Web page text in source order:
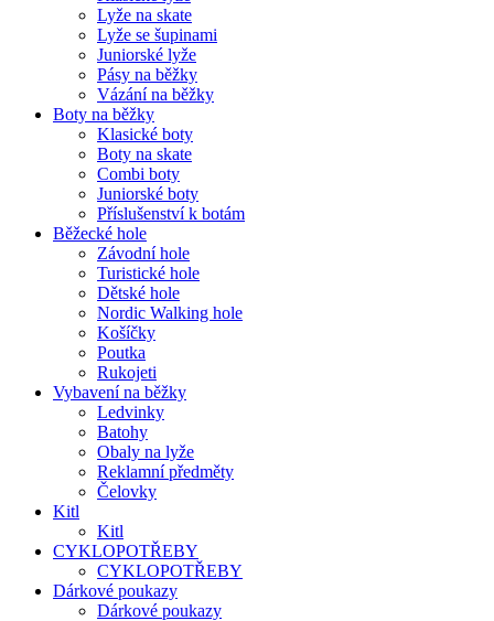
Lyže na skate
Lyže se šupinami
Juniorské lyže
Pásy na běžky
Vázání na běžky
Boty na běžky
Klasické boty
Boty na skate
Combi boty
Juniorské boty
Příslušenství k botám
Běžecké hole
Závodní hole
Turistické hole
Dětské hole
Nordic Walking hole
Košíčky
Poutka
Rukojeti
Vybavení na běžky
Ledvinky
Batohy
Obaly na lyže
Reklamní předměty
Čelovky
Kitl
Kitl
CYKLOPOTŘEBY
CYKLOPOTŘEBY
Dárkové poukazy
Dárkové poukazy